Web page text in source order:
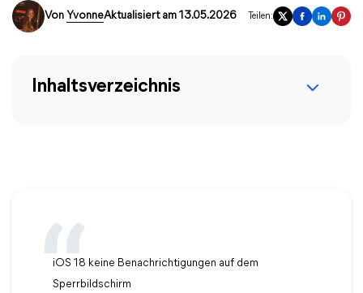
Von YvonneAktualisiert am 13.05.2026 Teilen:
Inhaltsverzeichnis
iOS 18 keine Benachrichtigungen auf dem
Sperrbildschirm